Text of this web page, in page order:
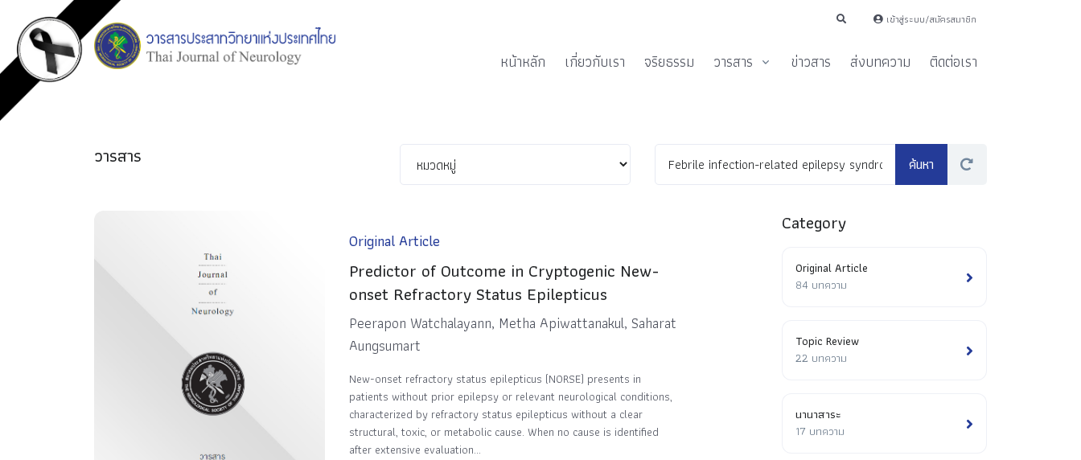
เข้าสู่ระบบ/สมัครสมาชิก
หน้าหลัก เกี่ยวกับเรา จริยธรรม วารสาร ข่าวสาร ส่งบทความ ติดต่อเรา
วารสาร
Original Article
Predictor of Outcome in Cryptogenic New-
onset Refractory Status Epilepticus
Peerapon Watchalayann, Metha Apiwattanakul, Saharat
Aungsumart
New-onset refractory status epilepticus (NORSE) presents in
patients without prior epilepsy or relevant neurological conditions,
characterized by refractory status epilepticus without a clear
structural, toxic, or metabolic cause. When no cause is identified
after extensive evaluation...
Category
Original Article
84 บทความ
Topic Review
22 บทความ
นานาสาระ
17 บทความ